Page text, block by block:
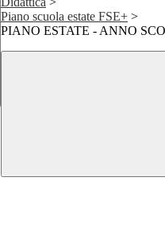
Piano scuola estate FSE+ >
PIANO ESTATE - ANNO